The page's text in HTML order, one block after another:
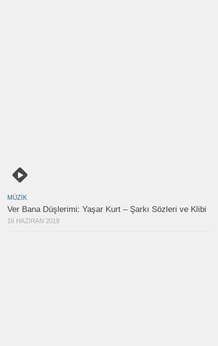
MÜZIK
Ver Bana Düşlerimi: Yaşar Kurt – Şarkı Sözleri ve Klibi
16 HAZIRAN 2019